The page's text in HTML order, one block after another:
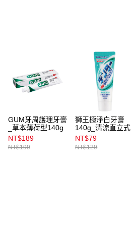
GUM牙周護理牙膏
_草本薄荷型140g
NT$189
NT$199
獅王極淨白牙膏
140g_清涼直立式
NT$79
NT$129